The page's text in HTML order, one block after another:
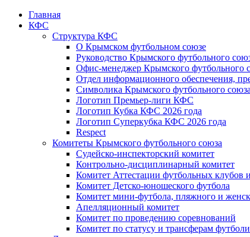
Главная
КФС
Структура КФС
О Крымском футбольном союзе
Руководство Крымского футбольного
Офис-менеджер Крымского футбольного
Отдел информационного обеспечения,
Символика Крымского футбольного союза
Логотип Премьер-лиги КФС
Логотип Кубка КФС 2026 года
Логотип Суперкубка КФС 2026 года
Respect
Комитеты Крымского футбольного союза
Судейско-инспекторский комитет
Контрольно-дисциплинарный комитет
Комитет Аттестации футбольных клубов
Комитет Детско-юношеского футбола
Комитет мини-футбола, пляжного и
Апелляционный комитет
Комитет по проведению соревнований
Комитет по статусу и трансферам